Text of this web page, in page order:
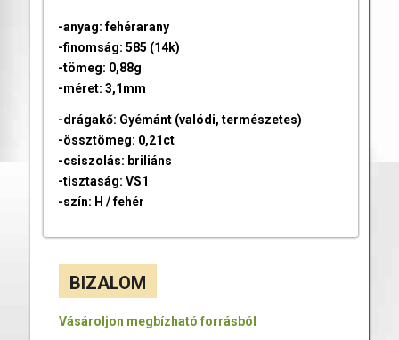
-anyag: fehérarany
-finomság: 585 (14k)
-tömeg: 0,88g
-méret: 3,1mm
-drágakő: Gyémánt (valódi, természetes)
-össztömeg: 0,21ct
-csiszolás: briliáns
-tisztaság: VS1
-szín: H / fehér
BIZALOM
Vásároljon megbízható forrásból